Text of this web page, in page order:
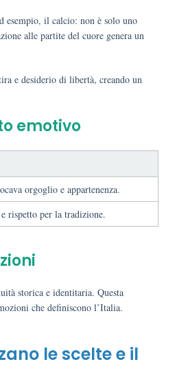
esempio, il calcio: non è solo uno
alle partite del cuore genera un
e desiderio di libertà, creando un
emotivo
orgoglio e appartenenza.
rispetto per la tradizione.
storica e identitaria. Questa
che definiscono l’Italia.
le scelte e il